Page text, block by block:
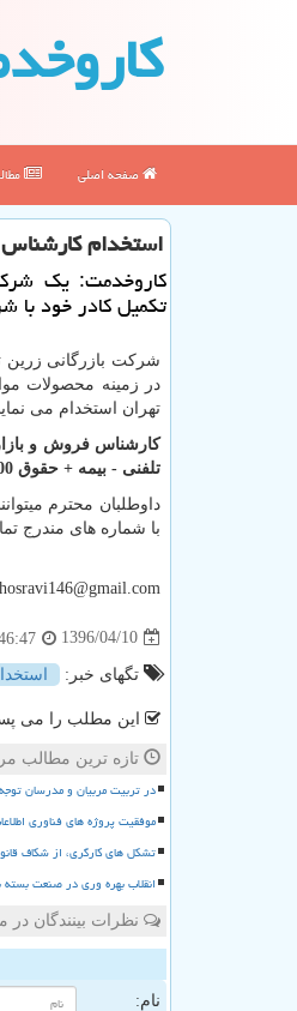
صفحه اصلی
استخدام
كاروخدمت: یك
تكمیل كادر خود با
شركت بازرگانی زرین
در زمینه محصولات
تهران استخدام می
كارشناس فروش و
تلفنی - بیمه + حقوق 11000000
داوطلبان محترم
با شماره های مندرج
1396/04/10
تگهای خبر:
این مطلب را می
تازه ترین مطالب
در تربیت مربیان و مدرسان
موفقیت پروژه های فناوری
تشکل های کارگری، از شکاف
انقلاب بهره وری در صنعت
نظرات بینندگان
نام: